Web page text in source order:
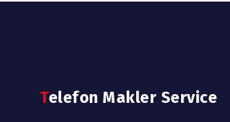
Telefon Makler Service